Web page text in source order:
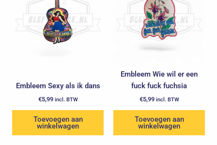
Embleem Sexy als ik dans
€5,99 incl. BTW
Toevoegen aan
winkelwagen
Embleem Wie wil er een
fuck fuck fuchsia
€5,99 incl. BTW
Toevoegen aan
winkelwagen